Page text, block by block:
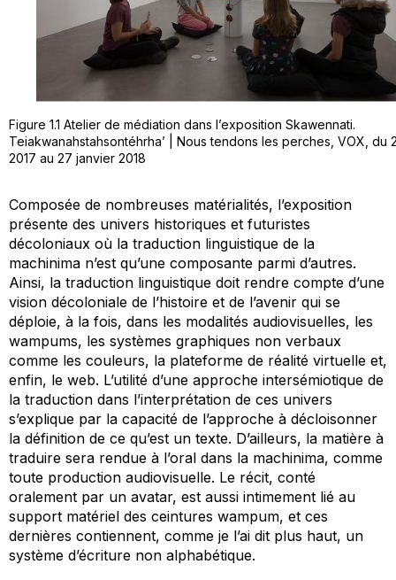
Figure 1.1 Atelier de médiation dans l’exposition Skawennati.
Teiakwanahstahsontéhrha’ | Nous tendons les perches, VOX, du
2017 au 27 janvier 2018
Composée de nombreuses matérialités, l’exposition
présente des univers historiques et futuristes
décoloniaux où la traduction linguistique de la
machinima n’est qu’une composante parmi d’autres.
Ainsi, la traduction linguistique doit rendre compte d’une
vision décoloniale de l’histoire et de l’avenir qui se
déploie, à la fois, dans les modalités audiovisuelles, les
wampums, les systèmes graphiques non verbaux
comme les couleurs, la plateforme de réalité virtuelle et,
enfin, le web. L’utilité d’une approche intersémiotique de
la traduction dans l’interprétation de ces univers
s’explique par la capacité de l’approche à décloisonner
la définition de ce qu’est un texte. D’ailleurs, la matière à
traduire sera rendue à l’oral dans la machinima, comme
toute production audiovisuelle. Le récit, conté
oralement par un avatar, est aussi intimement lié au
support matériel des ceintures wampum, et ces
dernières contiennent, comme je l’ai dit plus haut, un
système d’écriture non alphabétique.